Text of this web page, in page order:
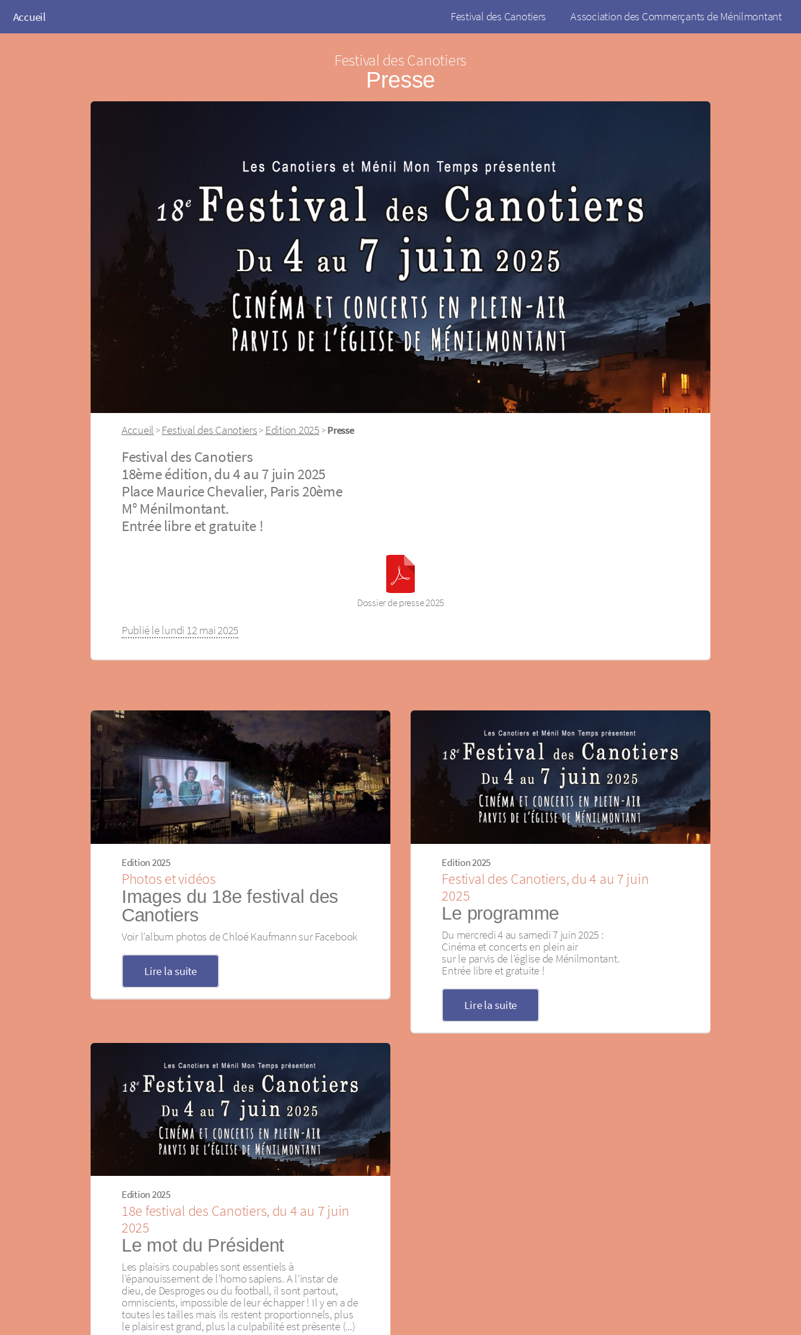
Accueil Festival des Canotiers Association des Commerçants de Ménilmontant
Festival des Canotiers
Presse
Accueil >Festival des Canotiers>Edition 2025>Presse
Festival des Canotiers
18ème édition, du 4 au 7 juin 2025
Place Maurice Chevalier, Paris 20ème
M° Ménilmontant.
Entrée libre et gratuite !
Dossier de presse 2025
Publié le lundi 12 mai 2025
Edition 2025
Photos et vidéos
Images du 18e festival des
Canotiers
Voir l’album photos de Chloé Kaufmann sur Facebook
Lire la suite
Edition 2025
Festival des Canotiers, du 4 au 7 juin
2025
Le programme
Du mercredi 4 au samedi 7 juin 2025 :
Cinéma et concerts en plein air
sur le parvis de l’église de Ménilmontant.
Entrée libre et gratuite !
Lire la suite
Edition 2025
18e festival des Canotiers, du 4 au 7 juin
2025
Le mot du Président
Les plaisirs coupables sont essentiels à
l’épanouissement de l’homo sapiens. A l’instar de
dieu, de Desproges ou du football, il sont partout,
omniscients, impossible de leur échapper ! Il y en a de
toutes les tailles mais ils restent proportionnels, plus
le plaisir est grand, plus la culpabilité est présente (...)